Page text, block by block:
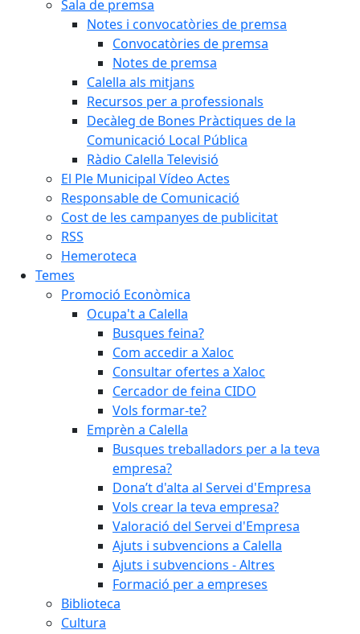
Sala de premsa
Notes i convocatòries de premsa
Convocatòries de premsa
Notes de premsa
Calella als mitjans
Recursos per a professionals
Decàleg de Bones Pràctiques de la
Comunicació Local Pública
Ràdio Calella Televisió
El Ple Municipal Vídeo Actes
Responsable de Comunicació
Cost de les campanyes de publicitat
RSS
Hemeroteca
Temes
Promoció Econòmica
Ocupa't a Calella
Busques feina?
Com accedir a Xaloc
Consultar ofertes a Xaloc
Cercador de feina CIDO
Vols formar-te?
Emprèn a Calella
Busques treballadors per a la teva
empresa?
Dona’t d'alta al Servei d'Empresa
Vols crear la teva empresa?
Valoració del Servei d'Empresa
Ajuts i subvencions a Calella
Ajuts i subvencions - Altres
Formació per a empreses
Biblioteca
Cultura